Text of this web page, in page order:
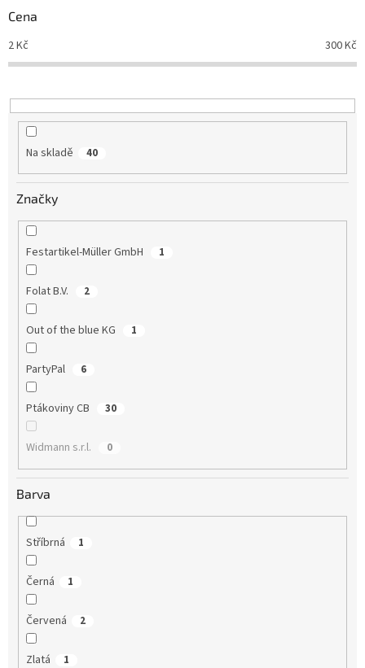
r
o
d
u
t
ů
Cena
2Kč 300Kč
Na skladě 40
Značky
Festartikel-Müller GmbH 1
Folat B.V. 2
Out of the blue KG 1
PartyPal 6
Ptákoviny CB 30
Widmann s.r.l. 0
Barva
Stříbrná 1
Černá 1
Červená 2
Zlatá 1